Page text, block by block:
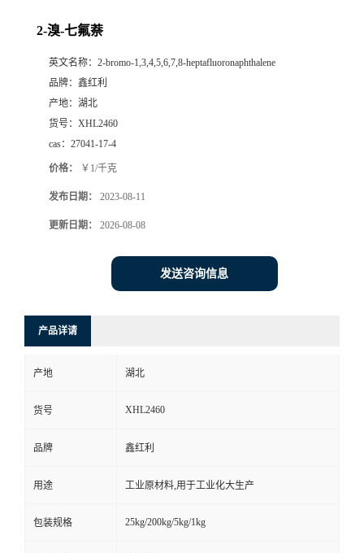
2-溴-七氟萘
英文名称： 2-bromo-1,3,4,5,6,7,8-heptafluoronaphthalene
品牌： 鑫红利
产地： 湖北
货号： XHL2460
cas： 27041-17-4
价格： ￥1/千克
发布日期： 2023-08-11
更新日期： 2026-08-08
发送咨询信息
产品详请
产地 湖北
货号 XHL2460
品牌 鑫红利
用途 工业原材料,用于工业化大生产
包装规格 25kg/200kg/5kg/1kg